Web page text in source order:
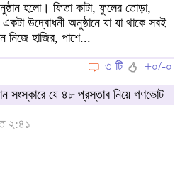
হলো। ফিতা কাটা, ফুলের তোড়া,
উদ্বোধনী অনুষ্ঠানে যা যা থাকে সবই
নিজে হাজির, পাশে...
৩ টি
+০/-০
সংস্কারে যে ৪৮ প্রস্তাব নিয়ে গণভোট
২:৪১